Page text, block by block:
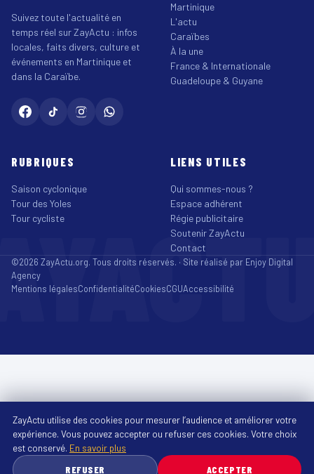
Suivez toute l'actualité en
temps réel sur ZayActu : infos
locales, faits divers, culture et
événements en Martinique et
dans la Caraïbe.
Martinique
L'actu
Caraïbes
À la une
France & Internationale
Guadeloupe & Guyane
RUBRIQUES
Saison cyclonique
Tour des Yoles
Tour cycliste
LIENS UTILES
Qui sommes-nous ?
Espace adhérent
Régie publicitaire
Soutenir ZayActu
Contact
©2026 ZayActu.org. Tous droits réservés. · Site réalisé par Enjoy Digital
Agency
Mentions légalesConfidentialitéCookiesCGUAccessibilité
ZayActu utilise des cookies pour mesurer l’audience et améliorer votre
expérience. Vous pouvez accepter ou refuser ces cookies. Votre choix
est conservé. En savoir plus
REFUSER
ACCEPTER